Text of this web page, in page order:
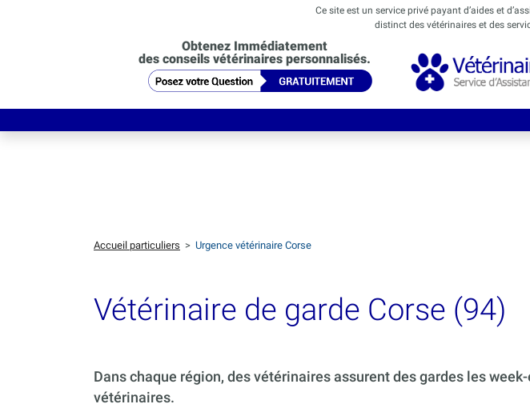
Ce site est un service privé payant d’aides et
distinct des vétérinaires et des
Obtenez Immédiatement
des conseils vétérinaires personnalisés.
www.conseil-
Accueil particuliers > Urgence vétérinaire Corse
Vétérinaire de garde Corse (94)
Dans chaque région, des vétérinaires assurent des gardes les
vétérinaires.